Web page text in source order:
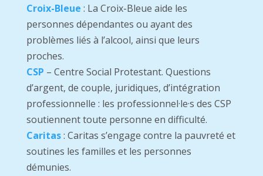
Croix-Bleue : La Croix-Bleue aide les
personnes dépendantes ou ayant des
problèmes liés à l’alcool, ainsi que leurs
proches.
CSP – Centre Social Protestant. Questions
d’argent, de couple, juridiques, d’intégration
professionnelle : les professionnel·le·s des CSP
soutiennent toute personne en difficulté.
Caritas: Caritas s’engage contre la pauvreté et
soutines les familles et les personnes
démunies.